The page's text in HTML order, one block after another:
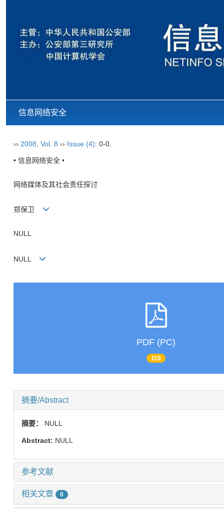
信息网络安全
›› 2008 Vol. 8 ›› Issue (4): 0-0.
• 信息网络安全 •
网络媒体及其社会责任探讨
郑保卫
NULL
NULL
PDF (PC)
116
摘要/Abstract
摘要： NULL
Abstract: NULL
参考文献
相关文章 0